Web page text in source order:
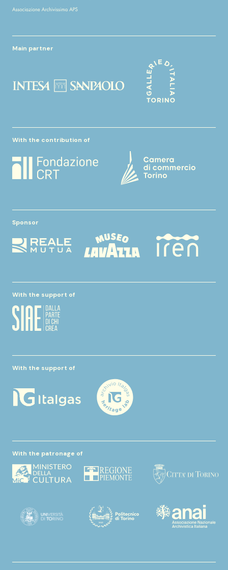
Main partner
With the contribution of
Sponsor
With the support of
With the support of
With the patronage of